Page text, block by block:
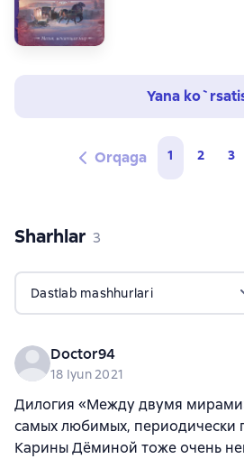
Yana
Orqaga 1 2 3
Sharhlar 3 sharhlar
3
Dastlab mashhurlari
Doctor94
18 Iyun 2021
Дилогия «Между двумя
самых любимых, периодически
Карины Дёминой тоже очень